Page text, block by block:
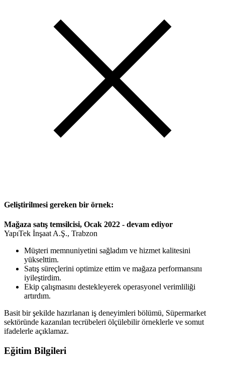
Geliştirilmesi gereken bir örnek:
Mağaza satış temsilcisi, Ocak 2022 - devam ediyor
YapıTek İnşaat A.Ş., Trabzon
Müşteri memnuniyetini sağladım ve hizmet kalitesini
yükselttim.
Satış süreçlerini optimize ettim ve mağaza performansını
iyileştirdim.
Ekip çalışmasını destekleyerek operasyonel verimliliği
artırdım.
Basit bir şekilde hazırlanan iş deneyimleri bölümü, Süpermarket
sektöründe kazanılan tecrübeleri ölçülebilir örneklerle ve somut
ifadelerle açıklamaz.
Eğitim Bilgileri